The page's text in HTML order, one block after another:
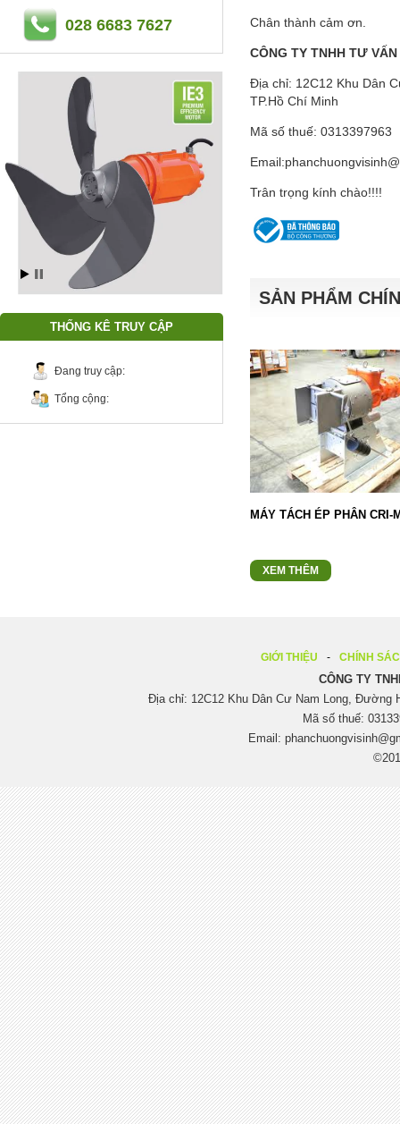
Chân
CÔNG TY TNHH TƯ
Địa chỉ: 12C12 Khu Dân
TP.Hồ Chí Minh
Mã số thuế:
Trân trọng kính chào!!!!
SẢN PHẨM
MÁY TÁCH ÉP PHÂN CRI-
XEM THÊM
028 6683 7627
THỐNG KÊ TRUY CẬP
Đang truy cập:
Tổng cộng:
GIỚI THIỆU CHÍNH
CÔNG TY
Địa chỉ: 12C12 Khu Dân Cư Nam Long, Đường
Mã số thuế:
Email: